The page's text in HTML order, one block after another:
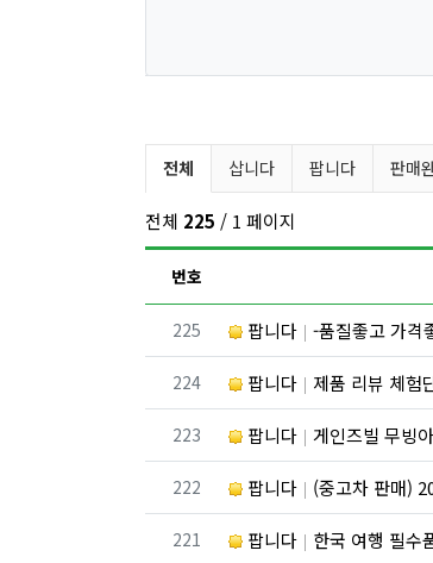
벼룩시장 분류 목록
전체 삽니다 팝니다 판매
전체 225 / 1 페이지
번호
번호
225 팝니다 -품질좋고 가격
번호
224 팝니다 제품 리뷰 체험
번호
223 팝니다 게인즈빌 무빙
번호
222 팝니다 (중고차 판매)
번호
221 팝니다 한국 여행 필수